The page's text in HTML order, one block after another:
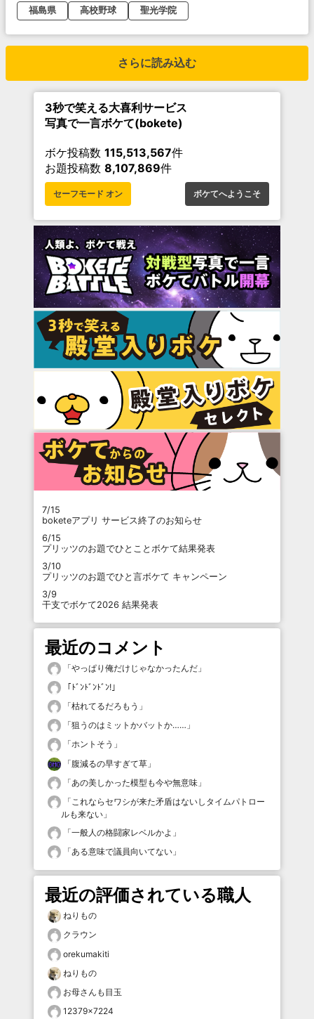
福島県
高校野球 聖光学院
さらに読み込む
3秒で笑える大喜利サービス
写真で一言ボケて(bokete)
ボケ投稿数 115,513,567件
お題投稿数 8,107,869件
セーフモード オン ボケてへようこそ
7/15
boketeアプリ サービス終了のお知らせ
6/15
プリッツのお題でひとことボケて結果発表
3/10
プリッツのお題でひと言ボケて キャンペーン
3/9
干支でボケて2026 結果発表
最近のコメント
「やっぱり俺だけじゃなかったんだ 」
「 ﾄﾞﾝﾄﾞﾝﾄﾞﾝ! 」
「枯れてるだろもう 」
「狙うのはミットかバットか…… 」
「ホントそう 」
「腹減るの早すぎて草 」
「あの美しかった模型も今や無意味 」
「 これならセワシが来た矛盾はないしタイムパトロー
ルも来ない 」
「一般人の格闘家レベルかよ 」
「ある意味で議員向いてない 」
最近の評価されている職人
ねりもの
クラウン
orekumakiti
ねりもの
お母さんも目玉
12379×7224